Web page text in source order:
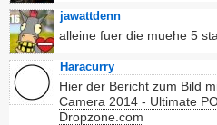
jawattdenn
alleine fuer die muehe 5
Haracurry
Hier der Bericht zum Bild
Camera 2014 - Ultimate
Dropzone.com